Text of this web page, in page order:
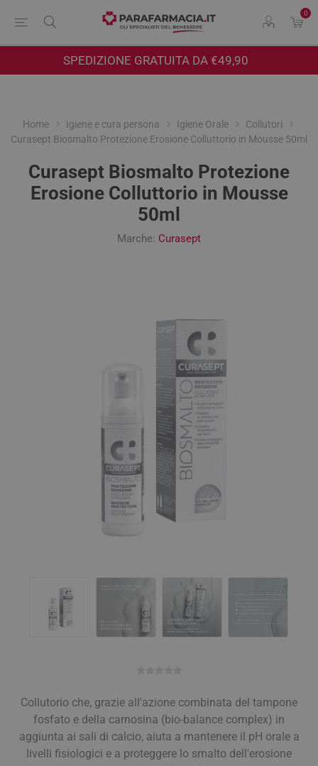
0
SPEDIZIONE GRATUITA DA €49,90
Home Igiene e cura persona Igiene Orale
Collutori
Curasept Biosmalto Protezione Erosione Colluttorio in Mousse 50ml
Curasept Biosmalto Protezione
Erosione Colluttorio in Mousse
50ml
Marche: Curasept
Collutorio che, grazie all'azione combinata del tampone
fosfato e della carnosina (bio-balance complex) in
aggiunta ai sali di calcio, aiuta a mantenere il pH orale a
livelli fisiologici e a proteggere lo smalto dell'erosione